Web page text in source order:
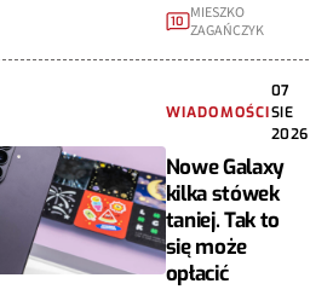
10 MIESZKO
ZAGAŃCZYK
WIADOMOŚCI
07
SIE
2026
Nowe Galaxy
kilka stówek
taniej. Tak to
się może
opłacić